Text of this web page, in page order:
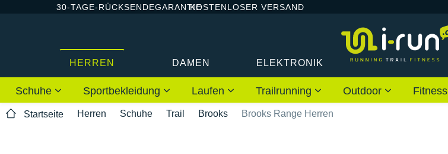
30-TAGE-RÜCKSENDEGARANTIEKOSTENLOSER VERSAND
HERREN DAMEN ELEKTRONIK
Schuhe Sportbekleidung Laufen Trailrunning Outdoor Fitness
Startseite Herren Schuhe Trail Brooks Brooks Range Herren